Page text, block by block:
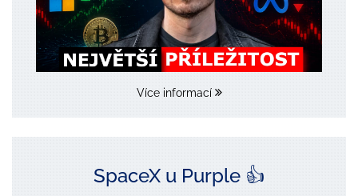
Více informací
SpaceX u Purple 👍